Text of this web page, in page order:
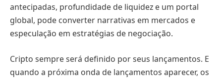
antecipadas, profundidade de liquidez e um portal
global, pode converter narrativas em mercados e
especulação em estratégias de negociação.
Cripto sempre será definido por seus lançamentos. E
quando a próxima onda de lançamentos aparecer, os